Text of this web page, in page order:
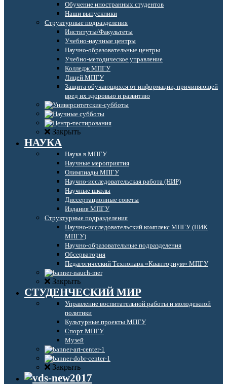
Обучение иностранных студентов
Наши выпускники
Структурные подразделения
Институты/Факультеты
Учебно-научные центры
Научно-образовательные центры
Учебно-методическое управление
Колледж МПГУ
Лицей МПГУ
Защита обучающихся от информации, причиняющей
вред их здоровью и развитию
Закрыть
НАУКА
Наука в МПГУ
Научные мероприятия
Олимпиады МПГУ
Научно-исследовательская работа (НИР)
Научные школы
Диссертационные советы
Издания МПГУ
Структурные подразделения
Научно-исследовательский комплекс МПГУ (НИК
МПГУ)
Научно-образовательные подразделения
Обсерватория
Педагогический Технопарк «Кванториум» МПГУ
Закрыть
СТУДЕНЧЕСКИЙ МИР
Управление воспитательной работы и молодежной
политики
Культурные проекты МПГУ
Спорт МПГУ
Музей
Закрыть